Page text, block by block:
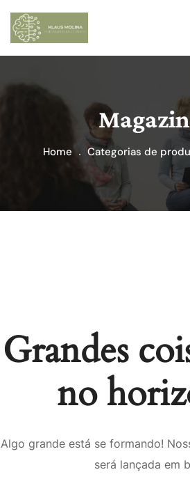
Home Categorias de
Grandes
no
Algo grande está se formando!
será lançada em